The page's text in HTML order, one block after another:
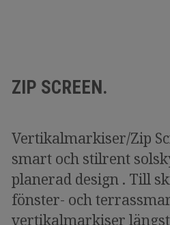
ZIP SCREEN.
Vertikalmarkiser/Zip
smart och stilrent
planerad design . Till
fönster- och
vertikalmarkiser